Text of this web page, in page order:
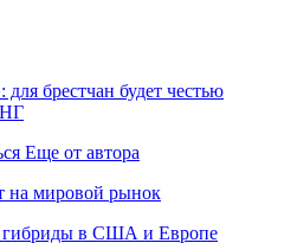
брестчан будет честью
Еще от автора
на мировой рынок
гибриды в США и Европе